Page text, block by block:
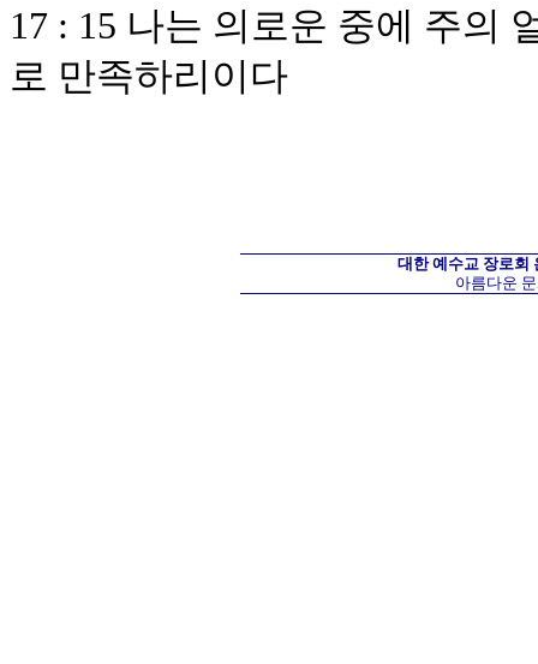
17 : 15 나는 의로운 중에 주의
로 만족하리이다
대한 예수교 장로회
아름다운